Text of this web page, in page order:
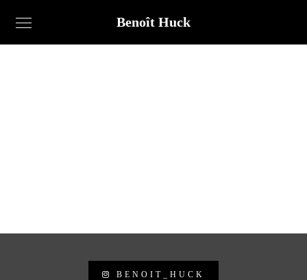
Benoît Huck
BENOIT_HUCK